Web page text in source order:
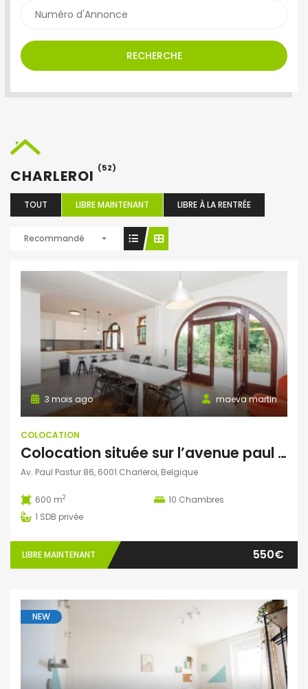
RECHERCHE
CHARLEROI (52)
TOUT LIBRE MAINTENANT LIBRE À LA RENTRÉE
Recommandé
maeva martin
3 mois ago
COLOCATION
Colocation située sur l’avenue paul pastur à Charleroi
Av. Paul Pastur 86, 6001 Charleroi, Belgique
600 m2 10 Chambres
1 SDB privée
LIBRE MAINTENANT 550€
NEW